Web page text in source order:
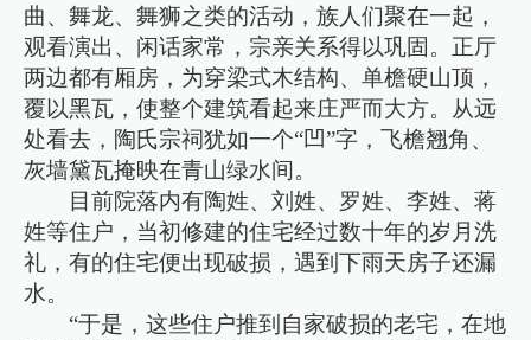
曲、舞龙、舞狮之类的活动，族人们聚在一起，
观看演出、闲话家常，宗亲关系得以巩固。正厅
两边都有厢房，为穿梁式木结构、单檐硬山顶，
覆以黑瓦，使整个建筑看起来庄严而大方。从远
处看去，陶氏宗祠犹如一个“凹”字，飞檐翘角、
灰墙黛瓦掩映在青山绿水间。
目前院落内有陶姓、刘姓、罗姓、李姓、蒋
姓等住户，当初修建的住宅经过数十年的岁月洗
礼，有的住宅便出现破损，遇到下雨天房子还漏
水。
“于是，这些住户推到自家破损的老宅，在地